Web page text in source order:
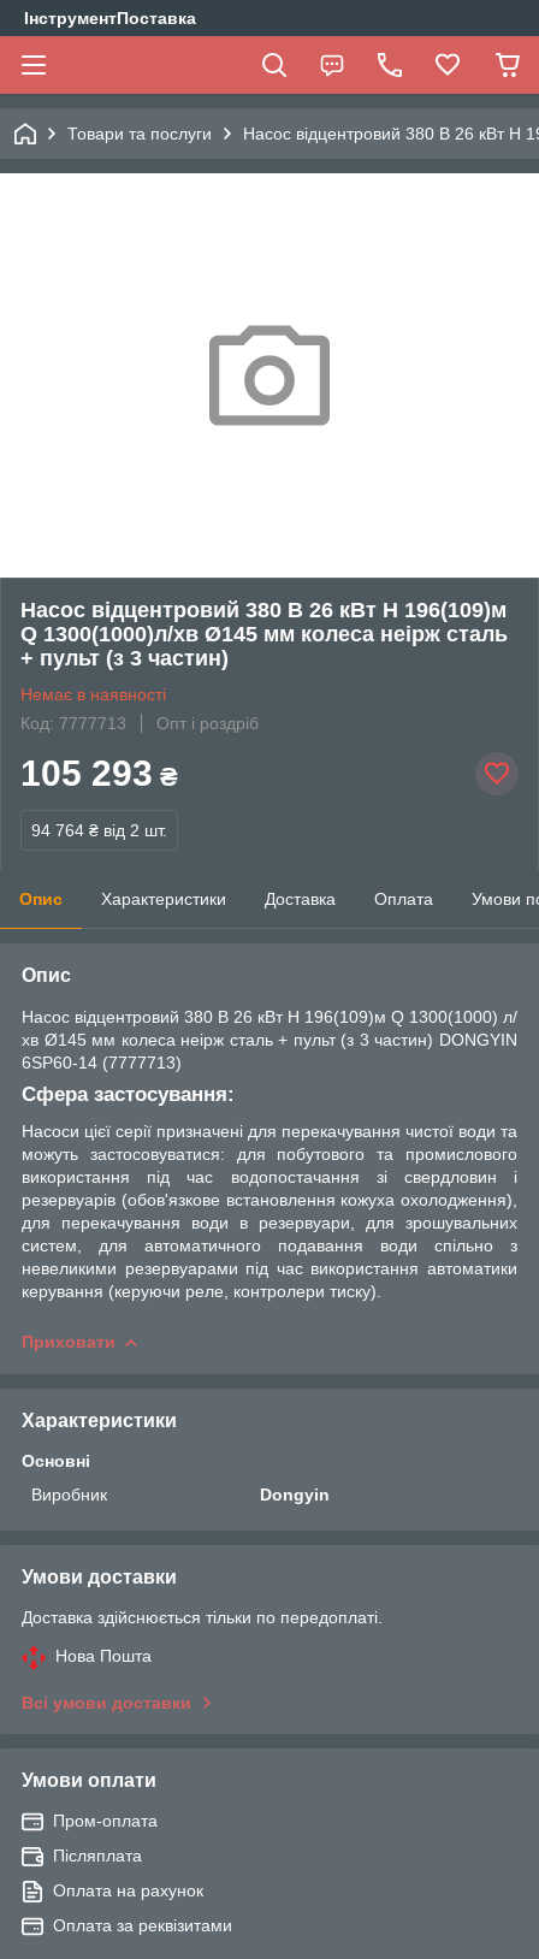
ІнструментПоставка
Товари та послуги Насос відцентровий 380 В 26 кВт H
Насос відцентровий 380 В 26 кВт H 196(109)м
Q 1300(1000)л/хв Ø145 мм колеса неірж сталь
+ пульт (з 3 частин)
Немає в наявності
Код: 7777713
Опт і роздріб
105 293 ₴
94 764 ₴ від 2 шт.
Опис Характеристики Доставка Оплата Умови
Опис
Насос відцентровий 380 В 26 кВт H 196(109)м Q 1300(1000) л/
хв Ø145 мм колеса неірж сталь + пульт (з 3 частин) DONGYIN
6SP60-14 (7777713)
Сфера застосування:
Насоси цієї серії призначені для перекачування чистої води та
можуть застосовуватися: для побутового та промислового
використання під час водопостачання зі свердловин і
резервуарів (обов'язкове встановлення кожуха охолодження),
для перекачування води в резервуари, для зрошувальних
систем, для автоматичного подавання води спільно з
невеликими резервуарами під час використання автоматики
керування (керуючи реле, контролери тиску).
Приховати
Характеристики
Основні
Виробник
Dongyin
Умови доставки
Доставка здійснюється тільки по передоплаті.
Нова Пошта
Всі умови доставки
Умови оплати
Пром-оплата
Післяплата
Оплата на рахунок
Оплата за реквізитами